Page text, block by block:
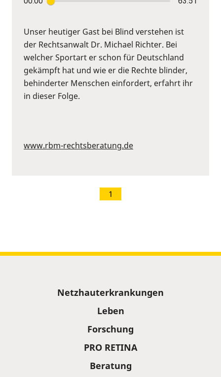
Unser heutiger Gast bei Blind verstehen ist
der Rechtsanwalt Dr. Michael Richter. Bei
welcher Sportart er schon für Deutschland
gekämpft hat und wie er die Rechte blinder,
behinderter Menschen einfordert, erfahrt ihr
in dieser Folge.
www.rbm-rechtsberatung.de
1
Netzhauterkrankungen
Leben
Forschung
PRO RETINA
Beratung